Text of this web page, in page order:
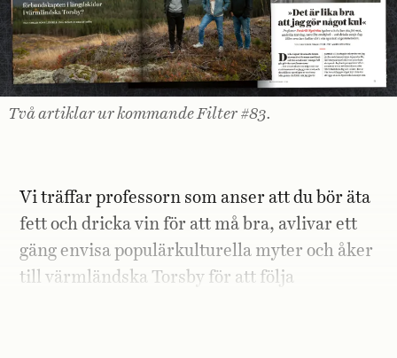
Två artiklar ur kommande Filter #83.
Vi träffar professorn som anser att du bör äta
fett och dricka vin för att må bra, avlivar ett
gäng envisa populärkulturella myter och åker
till värmländska Torsby för att följa